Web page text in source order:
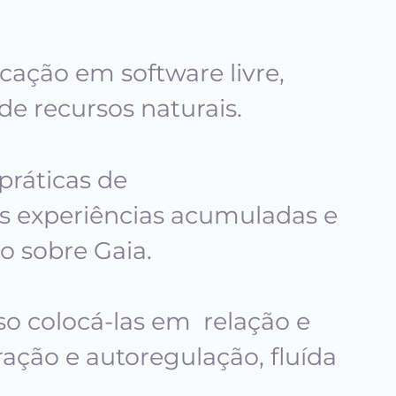
em software livre,
recursos naturais.
de
experiências acumuladas e
sobre Gaia.
colocá-las em relação e
e autoregulação, fluída